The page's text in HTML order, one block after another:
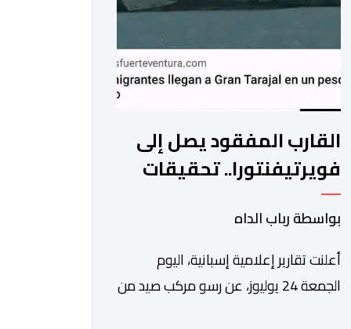
القارب المفقود يصل إلى
فويرتيفنتورا.. تحقيقات
إسبانية للتأكد من هوية
المركب المختفي من
العيون
بواسطة رباب الداه
أعلنت تقارير إعلامية إسبانية، اليوم
الجمعة 24 يوليوز، عن رسو مركب صيد من